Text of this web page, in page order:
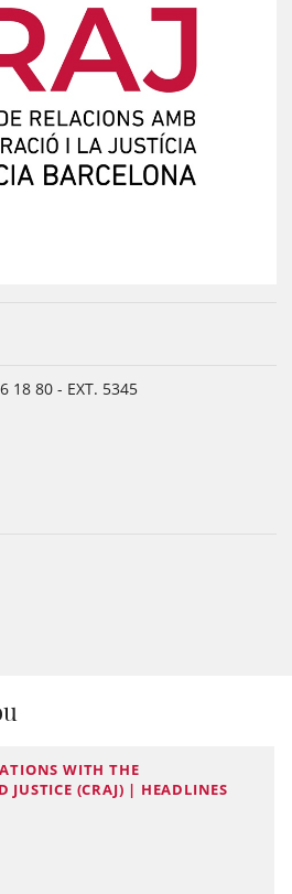
18 80 - EXT. 5345
WITH THE
(CRAJ) | HEADLINES